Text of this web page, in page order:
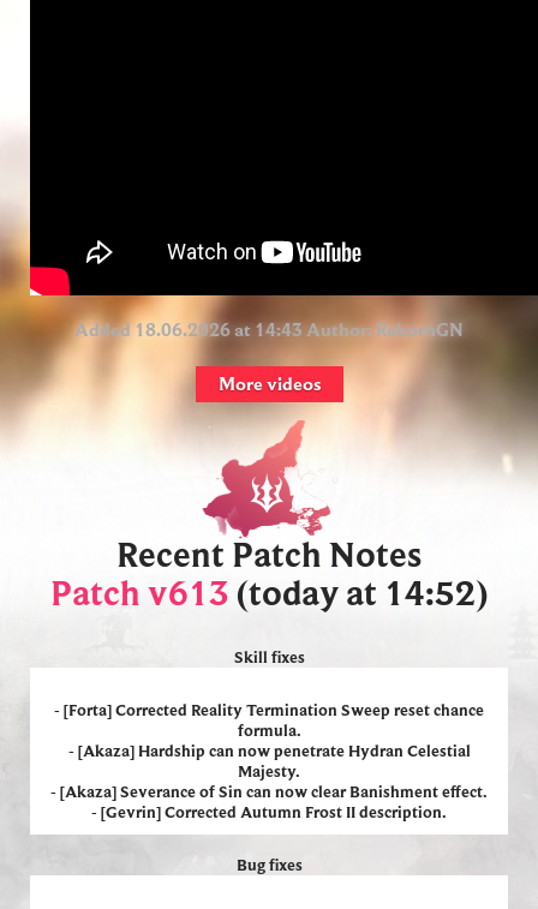
Added 18.06.2026 at 14:43 Author: RebornGN
More videos
Recent Patch Notes
Patch v613 (today at 14:52)
Skill fixes
- [Forta] Corrected Reality Termination Sweep reset chance
formula.
- [Akaza] Hardship can now penetrate Hydran Celestial
Majesty.
- [Akaza] Severance of Sin can now clear Banishment effect.
- [Gevrin] Corrected Autumn Frost II description.
Bug fixes